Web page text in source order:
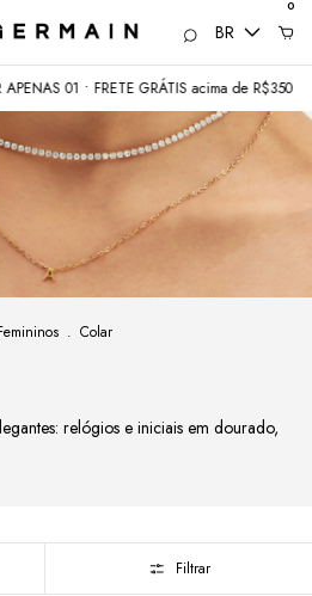
BR
0
01 • FRETE GRÁTIS acima de R$350
. Colar
relógios e iniciais em dourado,
Filtrar